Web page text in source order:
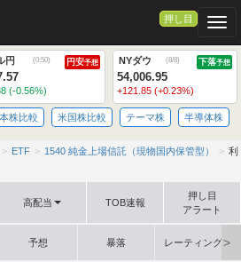
押し目
円 (0:50) 円安予想
(-0.56%)
NYダウ (8/8) 下落予想
54,006.95
+121.85 (+0.23%)
株比較 米国株比較 テーマ株 半導体株
ETF 1540 純金上場信託（現物国内保管型）
利
高配当 TOB速報
押し目
アラート
予想 暴落 レーティング格